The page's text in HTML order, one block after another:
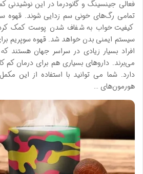
فعالی جینسینگ و گانودرما در این نوشیدنی
تمامی رگ‌های خونی سم زدایی شوند. قهوه
کیفیت خواب به شفاف شدن پوست کمک
سیستم ایمنی بدن خواهد شد. قهوه سوپریم
افراد بسیار زیادی در سراسر جهان هستند که
می‌برند. داروهای بسیاری هم برای درمان کم
دارد. شما می توانید با استفاده از این
هورمون‌های …